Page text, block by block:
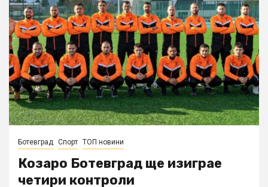
Ботевград Спорт ТОП новини
Козаро Ботевград ще изиграе
четири контроли